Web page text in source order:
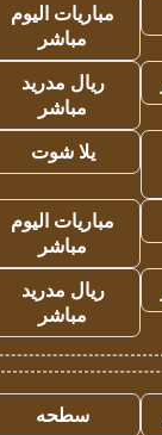
مباريات اليوم
مباشر
ريال مدريد
مباشر
يلا شوت
مباريات اليوم
مباشر
ريال مدريد
مباشر
سطحه